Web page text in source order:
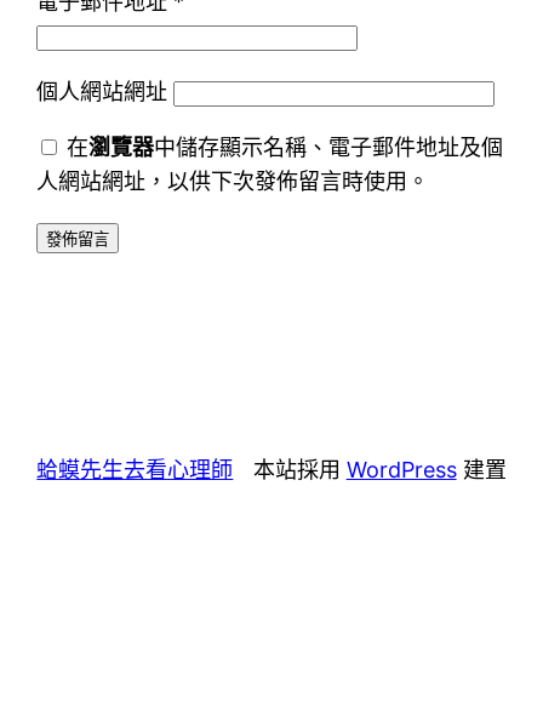
個人網站網址
在瀏覽器中儲存顯示名稱、電子郵件地址及個
人網站網址，以供下次發佈留言時使用。
蛤蟆先生去看心理師 本站採用 WordPress建置